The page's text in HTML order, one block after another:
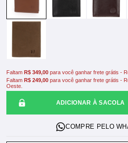
ADICIONAR À SACOLA
FaltamR$ 349,00 para você ganhar frete grátis -
FaltamR$ 249,00 para você ganhar frete grátis -
Oeste.